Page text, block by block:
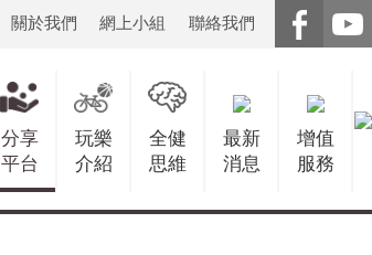
關於我們 網上小組 聯絡我們
分享
平台
玩樂
介紹
全健
思維
最新
消息
增值
服務